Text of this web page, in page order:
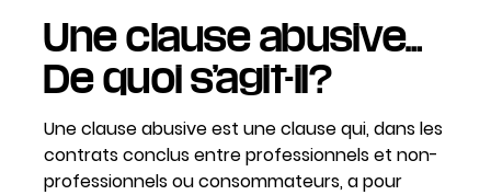
Une clause abusive…
De quoi s’agit-il?
Une clause abusive est une clause qui, dans les
contrats conclus entre professionnels et non-
professionnels ou consommateurs, a pour